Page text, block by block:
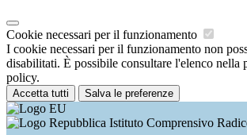
Cookie necessari per il funzionamento
I cookie necessari per il funzionamento non
disabilitati. È possibile consultare l'elenco nella
policy.
Accetta tutti Salva le preferenze
Istituto Comprensivo